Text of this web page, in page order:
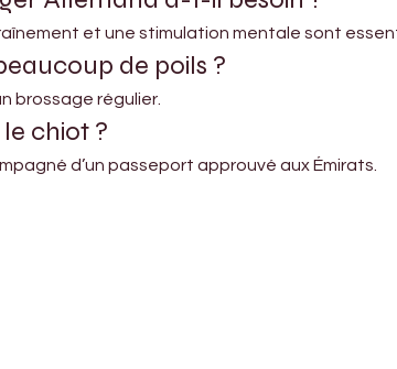
et une stimulation mentale sont
de poils ?
brossage régulier.
chiot ?
d’un passeport approuvé aux Émirats.